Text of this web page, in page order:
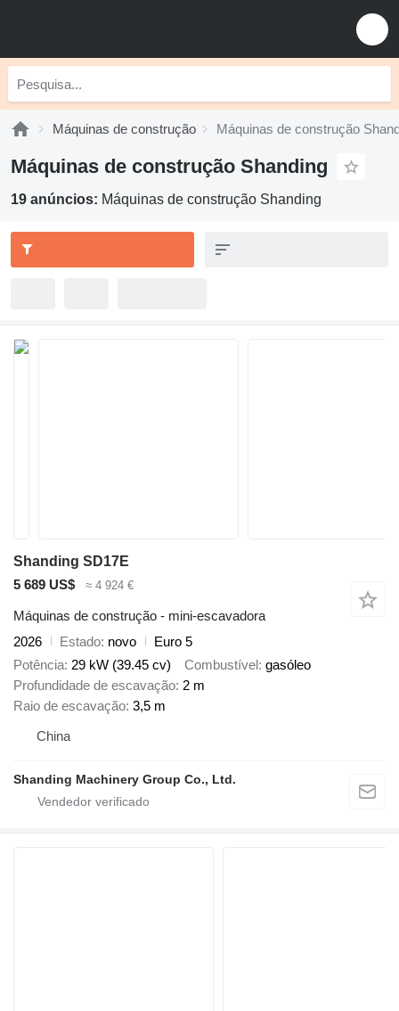
Máquinas de construção Máquinas de construção
Máquinas de construção Shanding
19 anúncios: Máquinas de construção Shanding
Shanding SD17E
5 689 US$
≈ 4 924 €
Máquinas de construção - mini-escavadora
2026
Estado novo
Euro 5
Potência 29 kW (39.45 cv) Combustível gasóleo
Profundidade de escavação 2 m
Raio de escavação 3,5 m
China
Shanding Machinery Group Co., Ltd.